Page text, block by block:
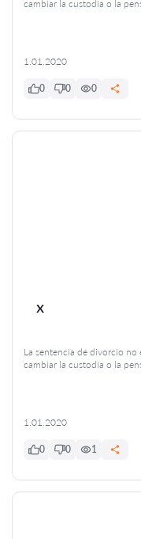
cambiar la custodia o la
1.01.2020
0 0 0
x
La sentencia de divorcio no
cambiar la custodia o la
1.01.2020
0 0 1